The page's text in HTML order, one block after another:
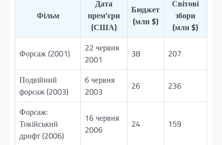
Фільм
Дата
прем’єри
(США)
Бюджет
(млн $)
Світові
збори
(млн $)
Форсаж (2001)
22 червня
2001
38 207
Подвійний
форсаж (2003)
6 червня
2003
26 236
Форсаж:
Токійський
дрифт (2006)
16 червня
2006
24 159